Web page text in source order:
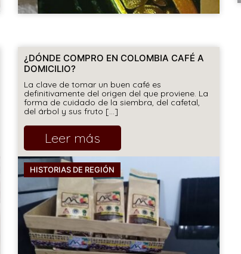
¿DÓNDE COMPRO EN COLOMBIA CAFÉ A
DOMICILIO?
La clave de tomar un buen café es
definitivamente del origen del que proviene. La
forma de cuidado de la siembra, del cafetal,
del árbol y sus fruto [...]
Leer más
HISTORIAS DE REGIÓN